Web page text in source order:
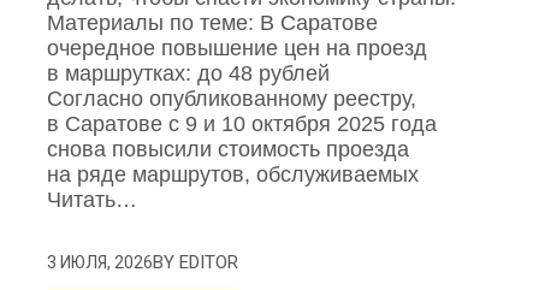
Материалы по теме: В Саратове
очередное повышение цен на проезд
в маршрутках: до 48 рублей
Согласно опубликованному реестру,
в Саратове с 9 и 10 октября 2025 года
снова повысили стоимость проезда
на ряде маршрутов, обслуживаемых
Читать…
3 ИЮЛЯ, 2026BYEDITOR